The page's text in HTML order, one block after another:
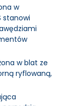
w
stanowi
w blat ze
ryflowaną,